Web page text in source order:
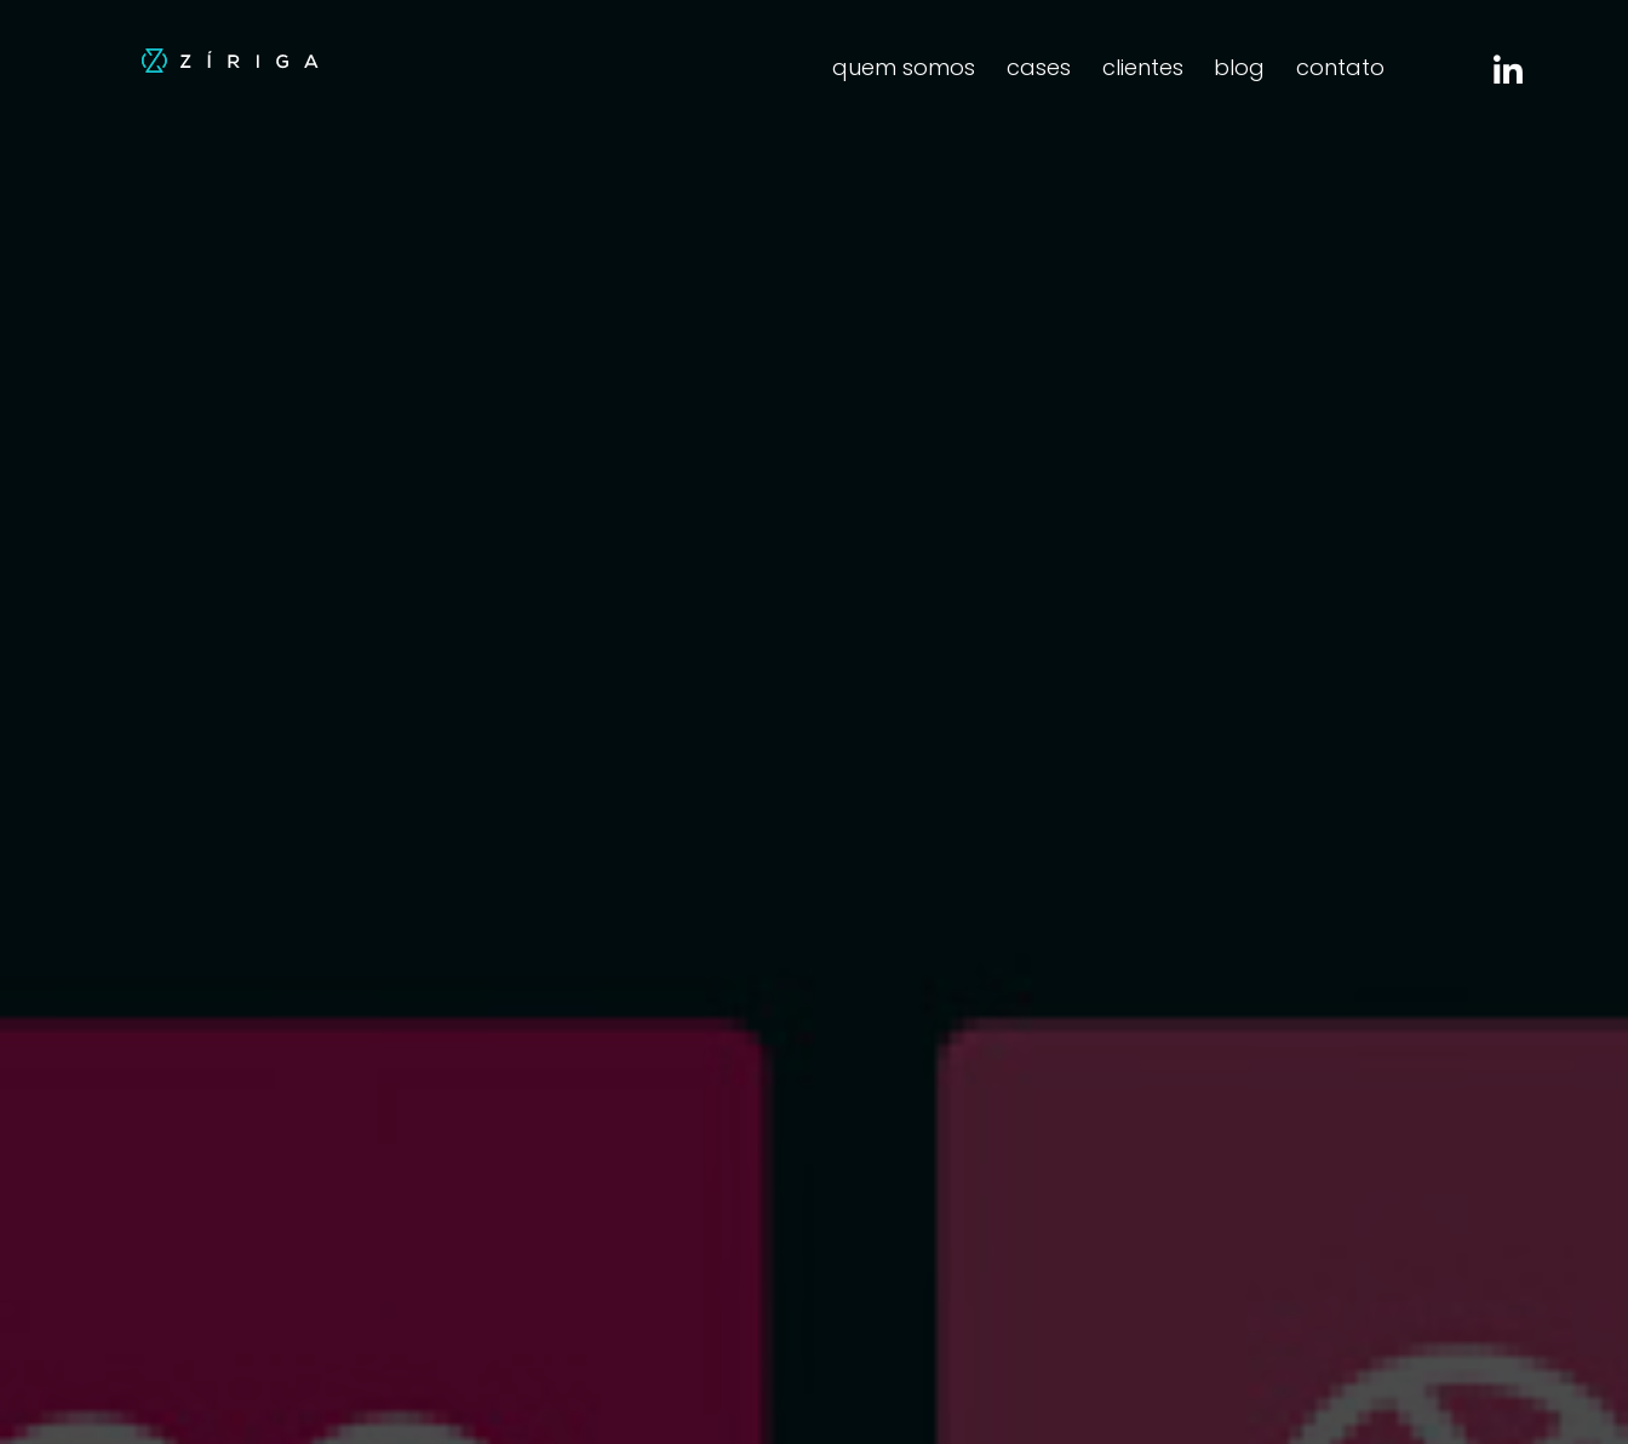
quem somos cases clientes blog contato